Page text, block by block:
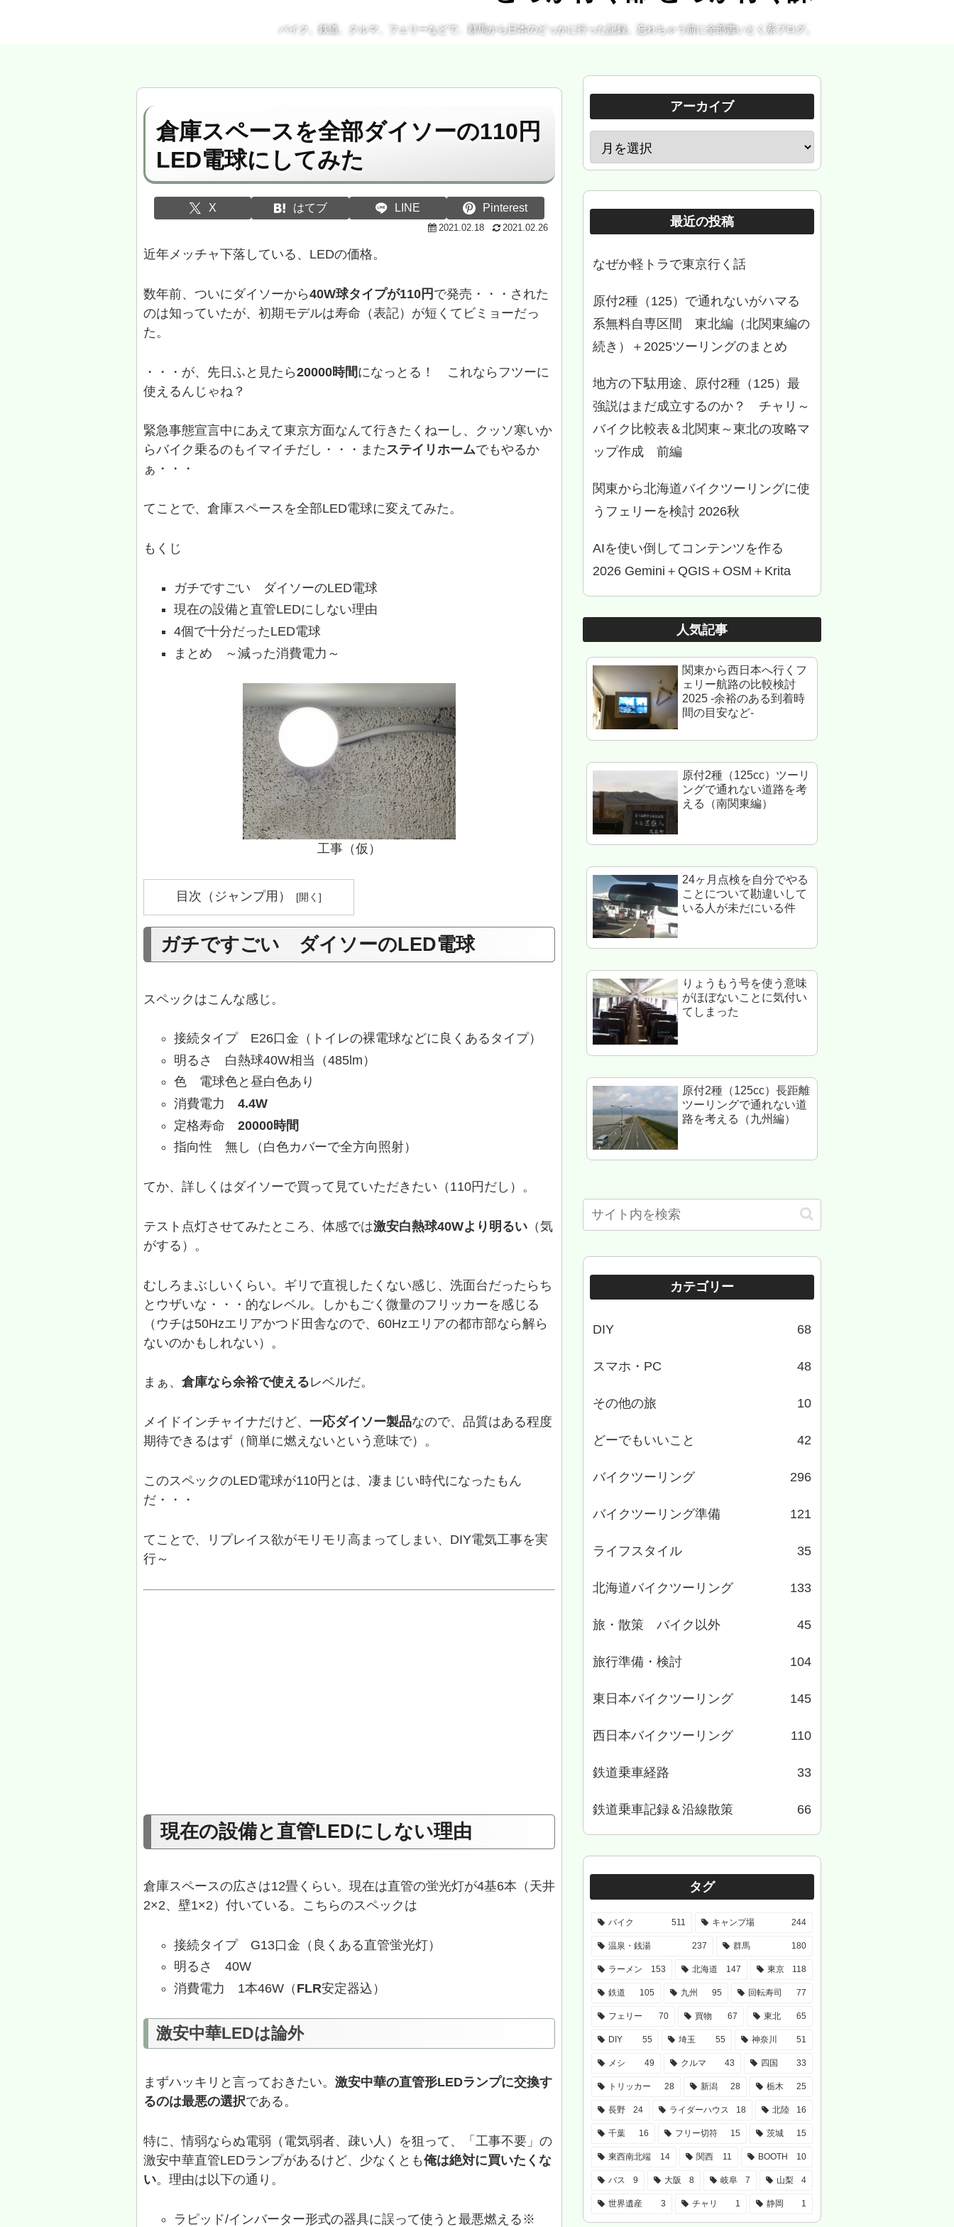
バイク、鉄道、クルマ、フェリーなどで、群馬から日本のどっかに行った記録。忘れちゃう前に全部書いとく系ブログ。
倉庫スペースを全部ダイソーの110円
LED電球にしてみた
X はてブ LINE Pinterest
2021.02.18 2021.02.26
近年メッチャ下落している、LEDの価格。
数年前、ついにダイソーから40W球タイプが110円 で発売・・・された
のは知っていたが、初期モデルは寿命（表記）が短くてビミョーだっ
た。
・・・が、先日ふと見たら20000時間になっとる！ これならフツーに
使えるんじゃね？
緊急事態宣言中にあえて東京方面なんて行きたくねーし、クッソ寒いか
らバイク乗るのもイマイチだし・・・またステイリホームでもやるか
ぁ・・・
てことで、倉庫スペースを全部LED電球に変えてみた。
もくじ
ガチですごい ダイソーのLED電球
現在の設備と直管LEDにしない理由
4個で十分だったLED電球
まとめ ～減った消費電力～
工事（仮）
目次（ジャンプ用）
ガチですごい ダイソーのLED電球
スペックはこんな感じ。
接続タイプ E26口金（トイレの裸電球などに良くあるタイプ）
明るさ 白熱球40W相当（485lm）
色 電球色と昼白色あり
消費電力4.4W
定格寿命20000時間
指向性 無し（白色カバーで全方向照射）
てか、詳しくはダイソーで買って見ていただきたい（110円だし）。
テスト点灯させてみたところ、体感では激安白熱球40Wより明るい（気
がする）。
むしろまぶしいくらい。ギリで直視したくない感じ、洗面台だったらち
とウザいな・・・的なレベル。しかもごく微量のフリッカーを感じる
（ウチは50Hzエリアかつド田舎なので、60Hzエリアの都市部なら解ら
ないのかもしれない）。
まぁ、 倉庫なら余裕で使えるレベルだ。
メイドインチャイナだけど、 一応ダイソー製品なので、品質はある程度
期待できるはず（簡単に燃えないという意味で）。
このスペックのLED電球が110円とは、凄まじい時代になったもん
だ・・・
てことで、リプレイス欲がモリモリ高まってしまい、DIY電気工事を実
行～
現在の設備と直管LEDにしない理由
倉庫スペースの広さは12畳くらい。現在は直管の蛍光灯が4基6本（天井
2×2、壁1×2）付いている。こちらのスペックは
接続タイプ G13口金（良くある直管蛍光灯）
明るさ 40W
消費電力 1本46W（ FLR安定器込）
激安中華LEDは論外
まずハッキリと言っておきたい。 激安中華の直管形LEDランプに交換す
るのは最悪の選択である。
特に、情弱ならぬ電弱（電気弱者、疎い人）を狙って、「工事不要」の
激安中華直管LEDランプがあるけど、少なくとも俺は絶対に買いたくな
い。理由は以下の通り。
ラピッド/インバーター形式の器具に誤って使うと最悪燃える※
アーカイブ
最近の投稿
なぜか軽トラで東京行く話
原付2種（125）で通れないがハマる
系無料自専区間 東北編（北関東編の
続き）＋2025ツーリングのまとめ
地方の下駄用途、原付2種（125）最
強説はまだ成立するのか？ チャリ～
バイク比較表＆北関東～東北の攻略マ
ップ作成 前編
関東から北海道バイクツーリングに使
うフェリーを検討 2026秋
AIを使い倒してコンテンツを作る
2026 Gemini＋QGIS＋OSM＋Krita
人気記事
関東から西日本へ行くフ
ェリー航路の比較検討
2025 -余裕のある到着時
間の目安など-
原付2種（125cc）ツーリ
ングで通れない道路を考
える（南関東編）
24ヶ月点検を自分でやる
ことについて勘違いして
いる人が未だにいる件
りょうもう号を使う意味
がほぼないことに気付い
てしまった
原付2種（125cc）長距離
ツーリングで通れない道
路を考える（九州編）
カテゴリー
DIY 68
スマホ・PC 48
その他の旅 10
どーでもいいこと 42
バイクツーリング 296
バイクツーリング準備 121
ライフスタイル 35
北海道バイクツーリング 133
旅・散策 バイク以外 45
旅行準備・検討 104
東日本バイクツーリング 145
西日本バイクツーリング 110
鉄道乗車経路 33
鉄道乗車記録＆沿線散策 66
タグ
バイク 511 キャンプ場 244
温泉・銭湯 237 群馬 180
ラーメン 153 北海道 147 東京 118
鉄道 105 九州 95 回転寿司 77
フェリー 70 買物 67 東北 65
DIY 55 埼玉 55 神奈川 51
メシ 49 クルマ 43 四国 33
トリッカー 28 新潟 28 栃木 25
長野 24 ライダーハウス 18 北陸 16
千葉 16 フリー切符 15 茨城 15
東西南北端 14 関西 11 BOOTH 10
バス 9 大阪 8 岐阜 7 山梨 4
世界遺産 3 チャリ 1 静岡 1